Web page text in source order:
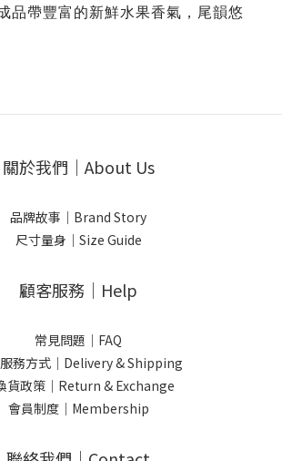
品帶豐富的新鮮水果香氣，尾韻悠
關於我們｜About Us
品牌故事｜Brand Story
尺寸量身｜Size Guide
顧客服務｜Help
常見問題｜FAQ
務方式｜Delivery & Shipping
貨政策｜Return & Exchange
會員制度｜Membership